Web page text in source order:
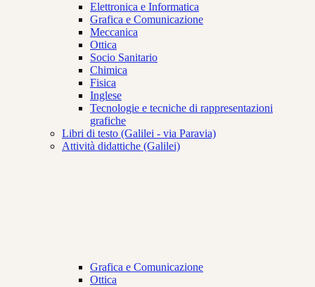
Elettronica e Informatica
Grafica e Comunicazione
Meccanica
Ottica
Socio Sanitario
Chimica
Fisica
Inglese
Tecnologie e tecniche di rappresentazioni
grafiche
Libri di testo (Galilei - via Paravia)
Attività didattiche (Galilei)
Grafica e Comunicazione
Ottica